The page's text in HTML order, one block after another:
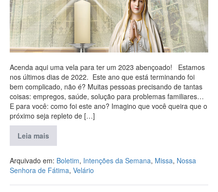
Acenda aqui uma vela para ter um 2023 abençoado! Estamos
nos últimos dias de 2022. Este ano que está terminando foi
bem complicado, não é? Muitas pessoas precisando de tantas
coisas: empregos, saúde, solução para problemas familiares…
E para você: como foi este ano? Imagino que você queira que o
próximo seja repleto de […]
Leia mais
Arquivado em: Boletim, Intenções da Semana, Missa, Nossa
Senhora de Fátima, Velário